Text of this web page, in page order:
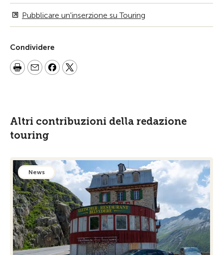
Pubblicare un'inserzione su Touring
Condividere
Altri contribuzioni della redazione
touring
News